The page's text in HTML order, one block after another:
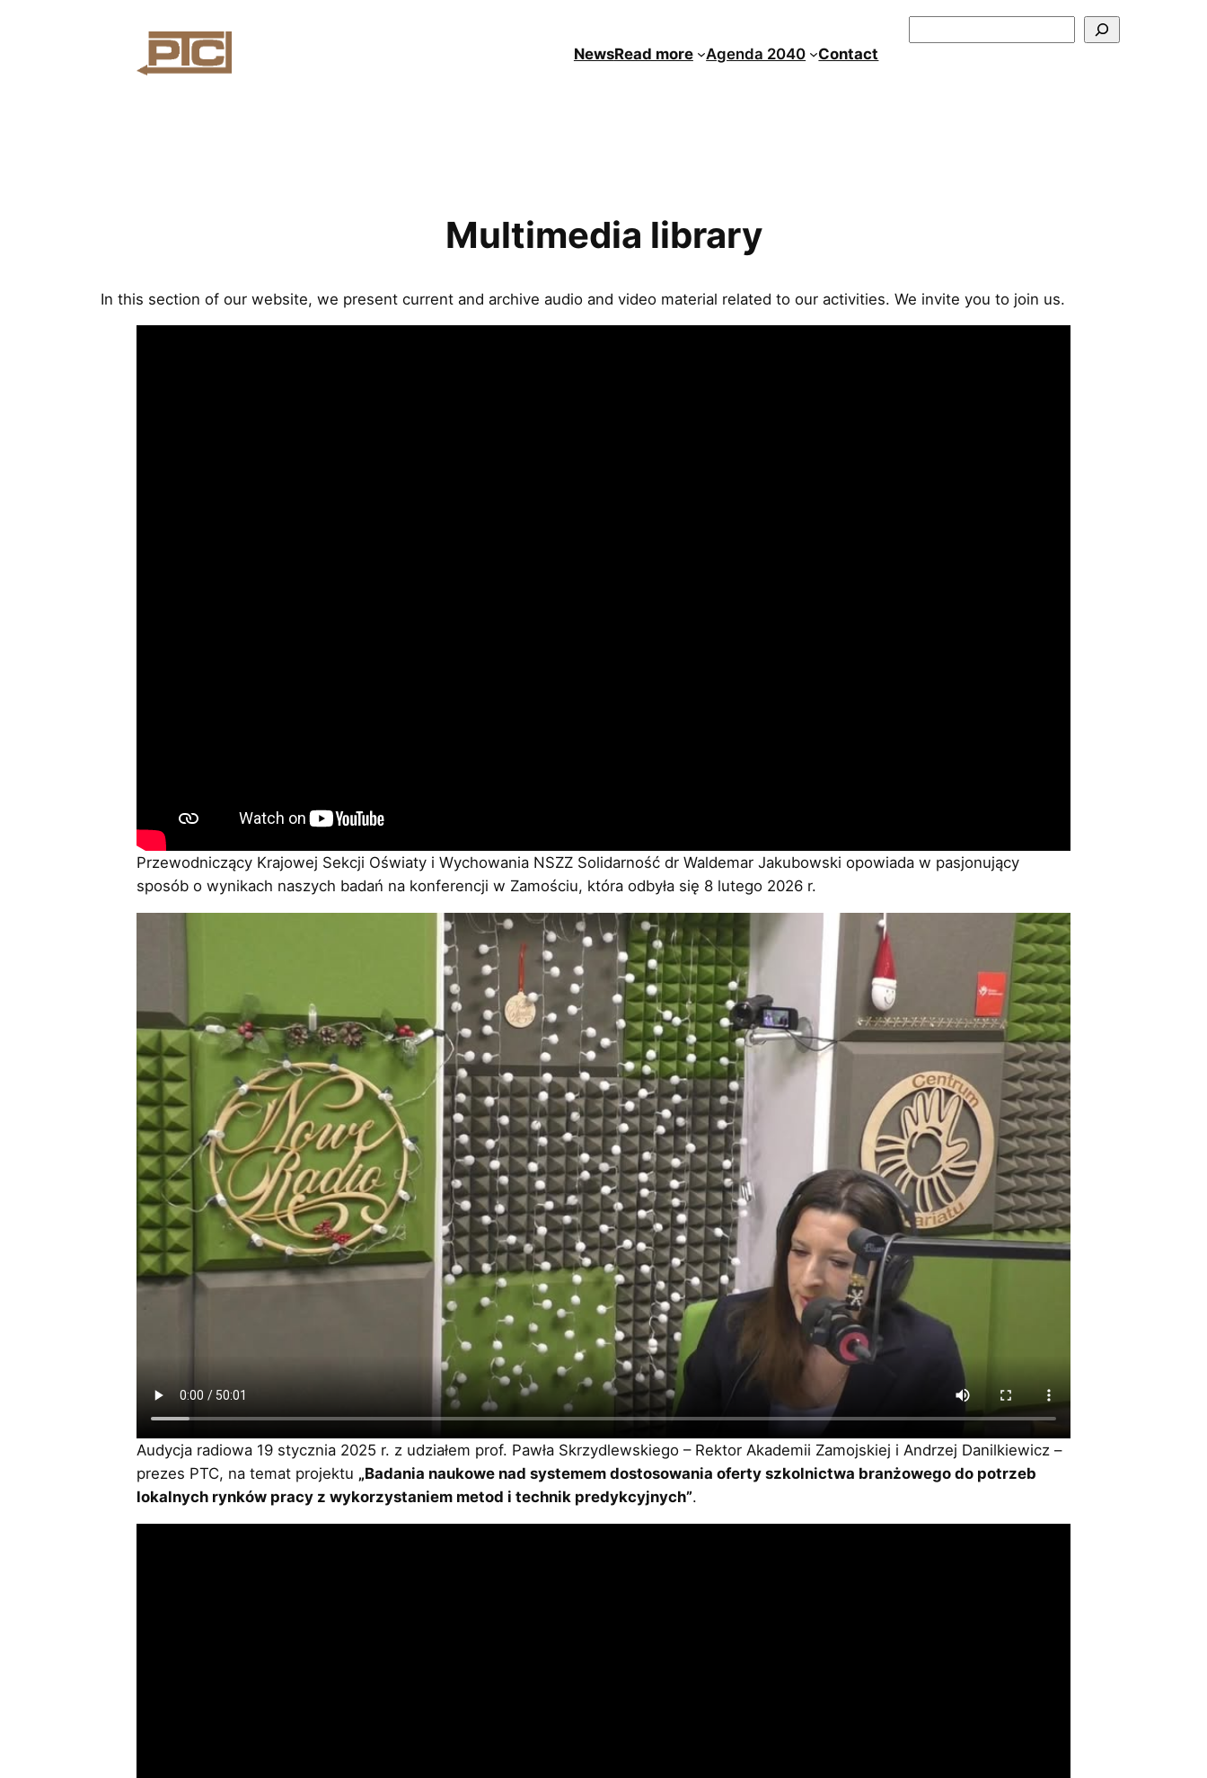
NewsRead more Agenda 2040 Contact
Multimedia library
In this section of our website, we present current and archive audio and video material related to our activities. We invite you to join us.
Przewodniczący Krajowej Sekcji Oświaty i Wychowania NSZZ Solidarność dr Waldemar Jakubowski opowiada w pasjonujący
sposób o wynikach naszych badań na konferencji w Zamościu, która odbyła się 8 lutego 2026 r.
Audycja radiowa 19 stycznia 2025 r. z udziałem prof. Pawła Skrzydlewskiego – Rektor Akademii Zamojskiej i Andrzej Danilkiewicz –
prezes PTC, na temat projektu „Badania naukowe nad systemem dostosowania oferty szkolnictwa branżowego do potrzeb
lokalnych rynków pracy z wykorzystaniem metod i technik predykcyjnych”.